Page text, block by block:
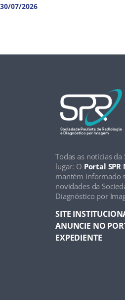
30/07/2026
Todas as notícias
lugar: O Portal
mantém informado
novidades da
Diagnóstico por
SITE
ANUNCIE NO
EXPEDIENTE